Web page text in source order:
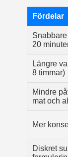
Fördelar
20
Längre
8 timmar)
Mindre
mat och
Mer
Diskret